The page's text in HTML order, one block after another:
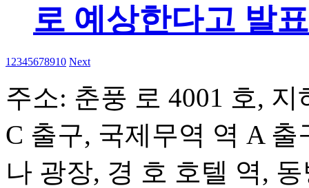
로 예상한다고 발
1 2345678910 Next
주소: 춘풍 로 4001 호,
C 출구, 국제무역 역 A
나 광장, 경 호 호텔 역,